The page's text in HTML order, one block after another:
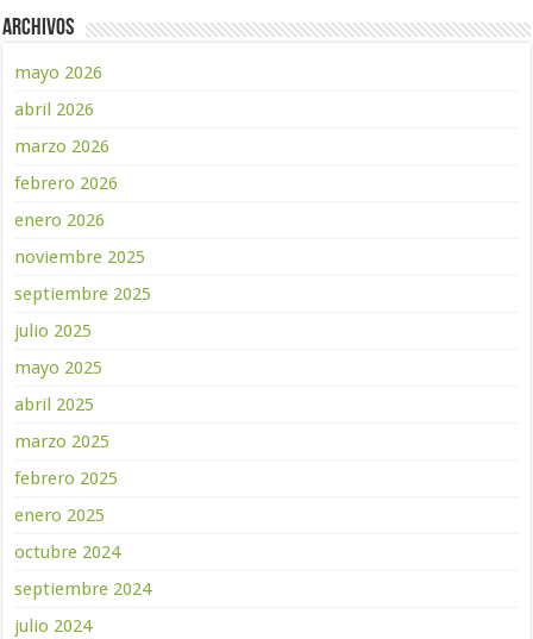
Archivos
mayo 2026
abril 2026
marzo 2026
febrero 2026
enero 2026
noviembre 2025
septiembre 2025
julio 2025
mayo 2025
abril 2025
marzo 2025
febrero 2025
enero 2025
octubre 2024
septiembre 2024
julio 2024